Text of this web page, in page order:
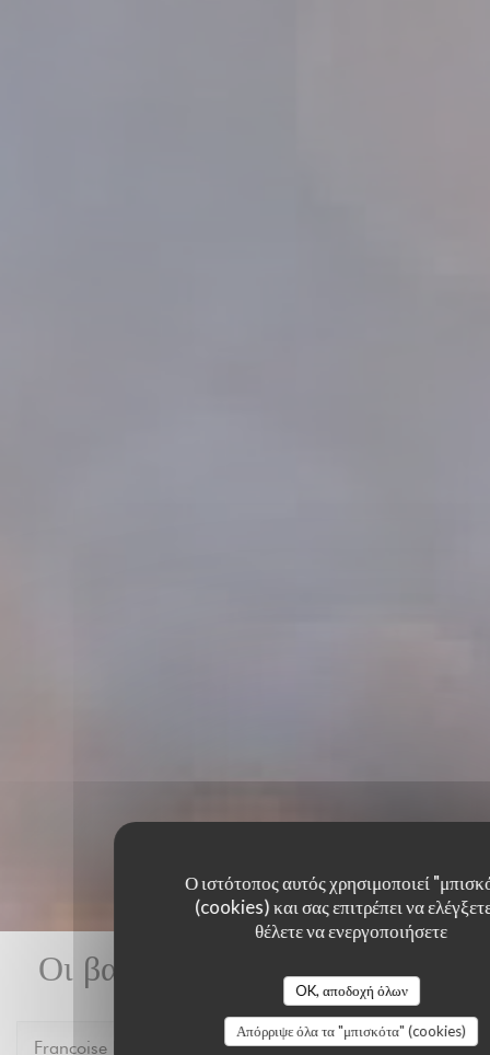
Ο ιστότοπος αυτός χρησιμοποιεί
(cookies) και σας επιτρέπει να
θέλετε να ενεργοποιήσετε
OK, αποδοχή όλων
Απόρριψε όλα τα "μπισκότα" (cookies)
Οι βαθμολογίες πελατών μας
Francoise